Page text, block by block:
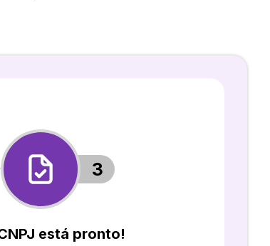
3
está pronto!